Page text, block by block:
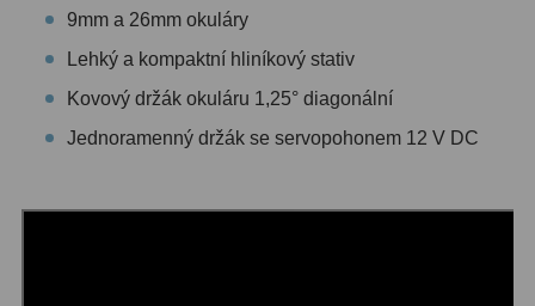
Azimutální AZ5
Paralaktické EQ 19
Fotografické montáže 5
9mm a 26mm okuláry
Lehký a kompaktní hliníkový stativ
Kovový držák okuláru 1,25° diagonální
Jednoramenný držák se servopohonem 12 V DC